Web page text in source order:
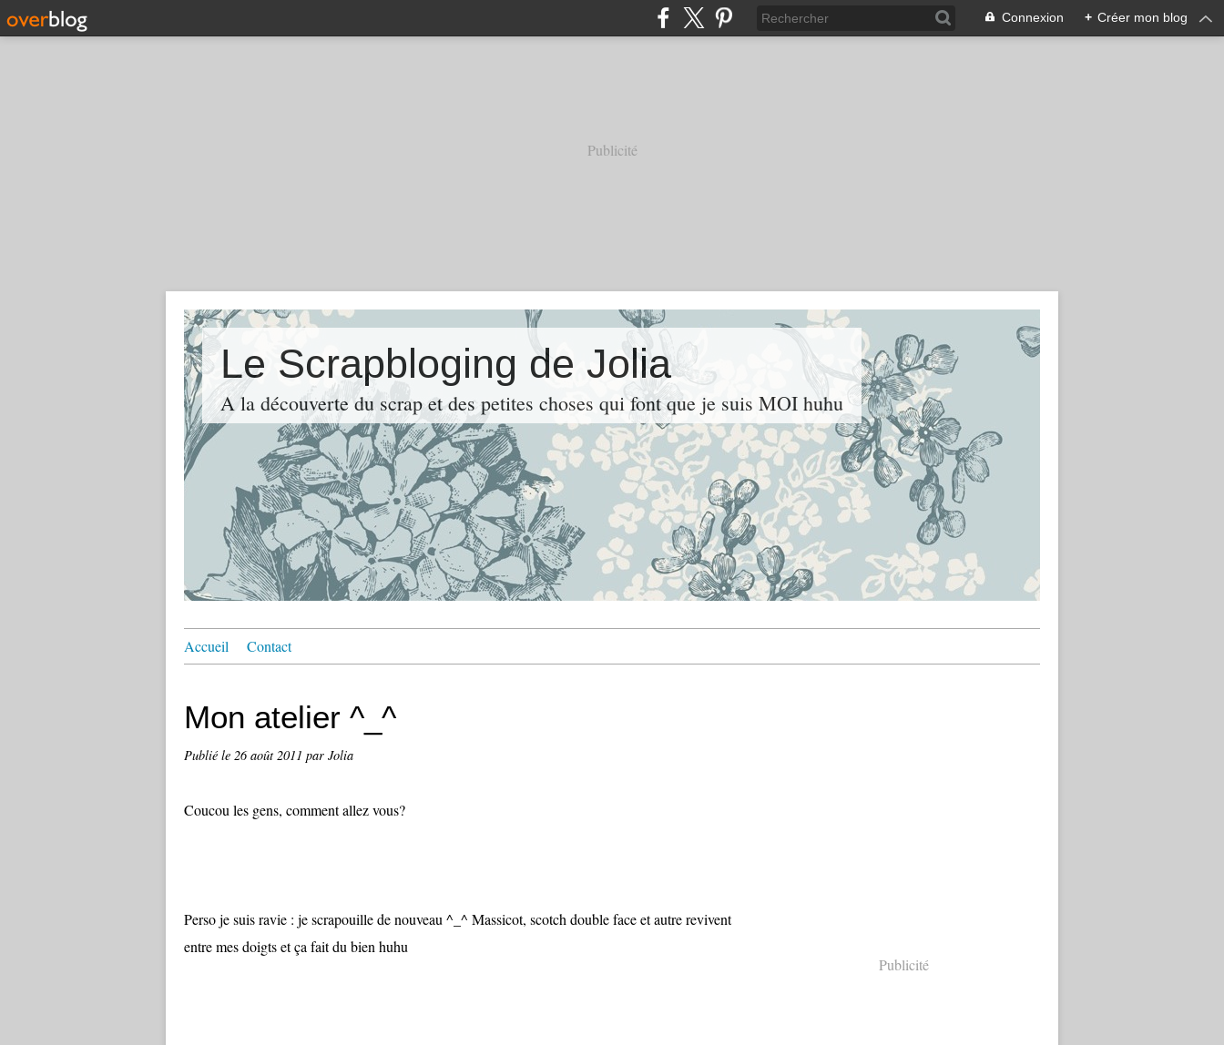
Connexion + Créer mon blog
Publicité
Le Scrapbloging de Jolia
A la découverte du scrap et des petites choses qui font que je suis MOI huhu
Accueil Contact
Mon atelier ^_^
Publié le 26 août 2011 par Jolia
Coucou les gens, comment allez vous?
Perso je suis ravie : je scrapouille de nouveau ^_^ Massicot, scotch double face et autre revivent
entre mes doigts et ça fait du bien huhu
Publicité